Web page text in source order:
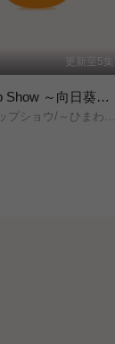
更新至5集
Grow Up Show ～向日葵马戏团～
グロウアップショウ/～ひまわりのサーカス団～/